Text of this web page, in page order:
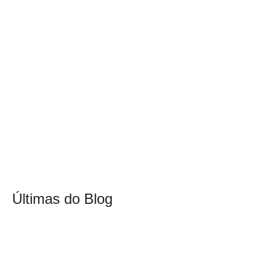
Últimas do Blog